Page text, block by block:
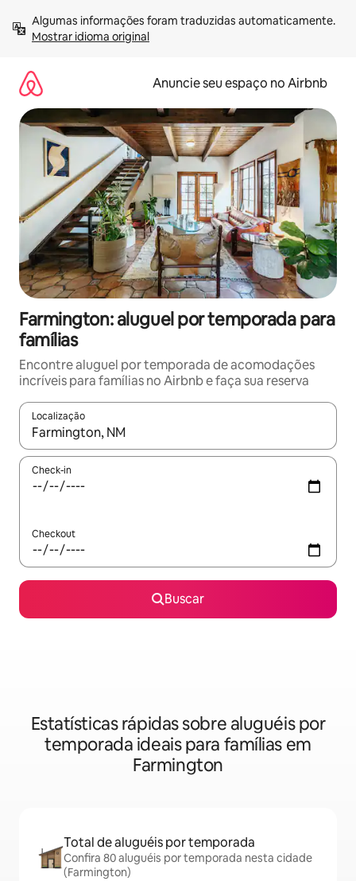
para
Mostrar idioma original
Anuncie seu espaço no Airbnb
Farmington: aluguel por temporada para
famílias
Encontre aluguel por temporada de acomodações
incríveis para famílias no Airbnb e faça sua reserva
Localização
Quando os resultados estiverem disponíveis, explore-os
Check-in
Checkout
Buscar
Estatísticas rápidas sobre aluguéis por
temporada ideais para famílias em
Farmington
Total de aluguéis por temporada
Confira 80 aluguéis por temporada nesta cidade
(Farmington)